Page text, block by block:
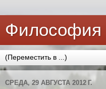
Философия
СРЕДА, 29 АВГУСТА 2012 Г.